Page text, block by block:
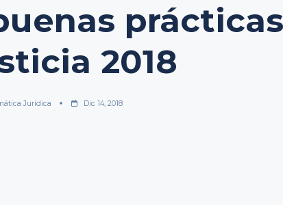
prácticas
2018
Jurídica Dic 14, 2018